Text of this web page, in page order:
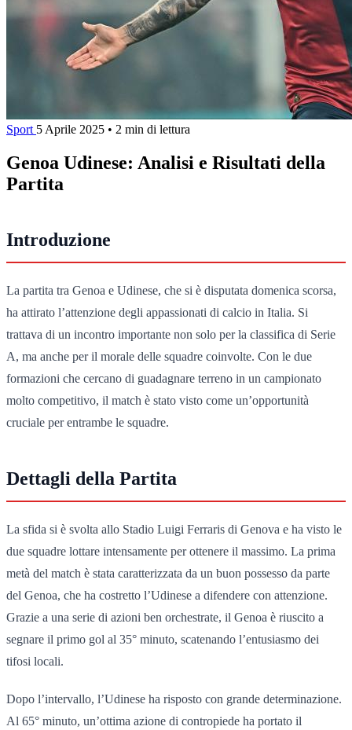
Sport 5 Aprile 2025 • 2 min di lettura
Genoa Udinese: Analisi e Risultati della
Partita
Introduzione
La partita tra Genoa e Udinese, che si è disputata domenica scorsa,
ha attirato l’attenzione degli appassionati di calcio in Italia. Si
trattava di un incontro importante non solo per la classifica di Serie
A, ma anche per il morale delle squadre coinvolte. Con le due
formazioni che cercano di guadagnare terreno in un campionato
molto competitivo, il match è stato visto come un’opportunità
cruciale per entrambe le squadre.
Dettagli della Partita
La sfida si è svolta allo Stadio Luigi Ferraris di Genova e ha visto le
due squadre lottare intensamente per ottenere il massimo. La prima
metà del match è stata caratterizzata da un buon possesso da parte
del Genoa, che ha costretto l’Udinese a difendere con attenzione.
Grazie a una serie di azioni ben orchestrate, il Genoa è riuscito a
segnare il primo gol al 35° minuto, scatenando l’entusiasmo dei
tifosi locali.
Dopo l’intervallo, l’Udinese ha risposto con grande determinazione.
Al 65° minuto, un’ottima azione di contropiede ha portato il